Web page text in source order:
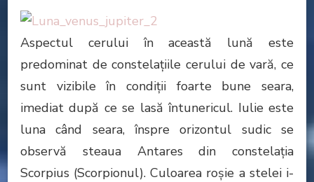
LUNA
2015
Aspectul cerului în această lună este
predominat de constelaţiile cerului de vară, ce
sunt vizibile în condiţii foarte bune seara,
imediat după ce se lasă întunericul. Iulie este
luna când seara, înspre orizontul sudic se
observă steaua Antares din constelația
Scorpius (Scorpionul). Culoarea roșie a stelei i-